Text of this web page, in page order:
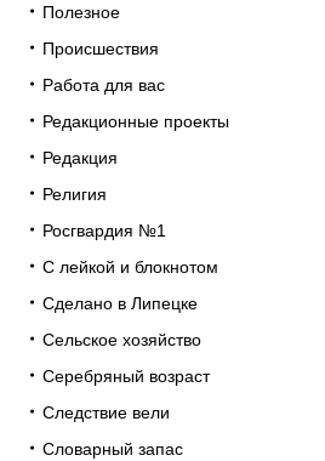
Полезное
Происшествия
Работа для вас
Редакционные проекты
Редакция
Религия
Росгвардия №1
С лейкой и блокнотом
Сделано в Липецке
Сельское хозяйство
Серебряный возраст
Следствие вели
Словарный запас